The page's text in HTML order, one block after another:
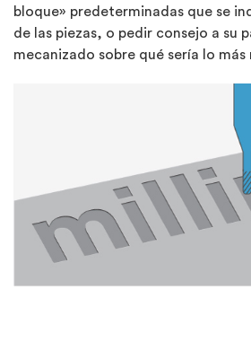
bloque» predeterminadas que se
de las piezas, o pedir consejo a su
mecanizado sobre qué sería lo más